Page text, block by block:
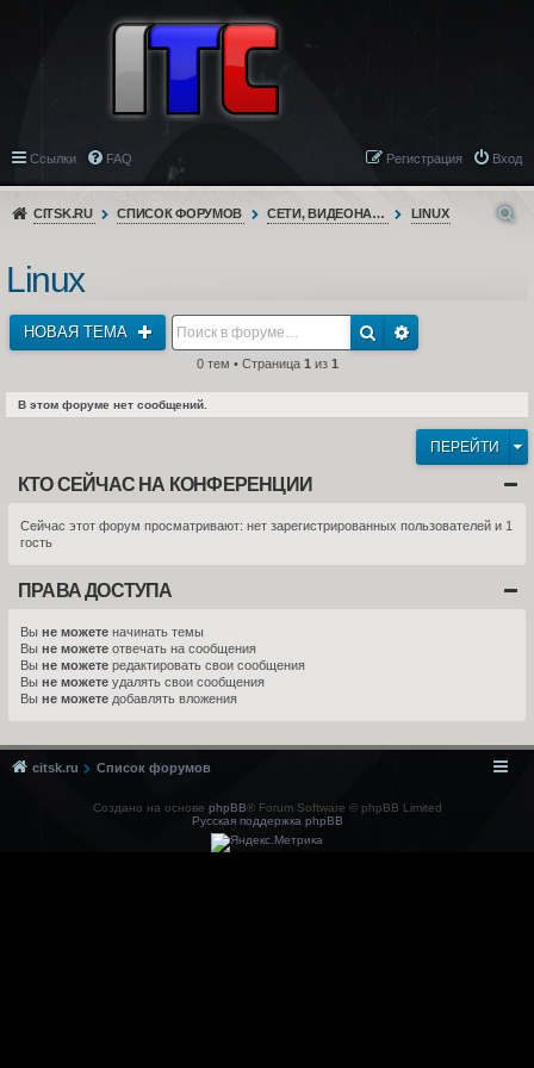
Ссылки FAQ Вход
Регистрация
CITSK.RU СПИСОК ФОРУМОВ СЕТИ, ВИДЕОНАБЛЮДЕНИЕ, ТЕЛЕФОНИЯ LINUX
Linux
НОВАЯ ТЕМА
0 тем • Страница 1 из 1
В этом форуме нет сообщений.
ПЕРЕЙТИ
КТО СЕЙЧАС НА КОНФЕРЕНЦИИ
Сейчас этот форум просматривают: нет зарегистрированных пользователей и 1
гость
ПРАВА ДОСТУПА
Вы не можете начинать темы
Вы не можете отвечать на сообщения
Вы не можете редактировать свои сообщения
Вы не можете удалять свои сообщения
Вы не можете добавлять вложения
citsk.ru Список форумов
Создано на основе phpBB® Forum Software © phpBB Limited
Русская поддержка phpBB